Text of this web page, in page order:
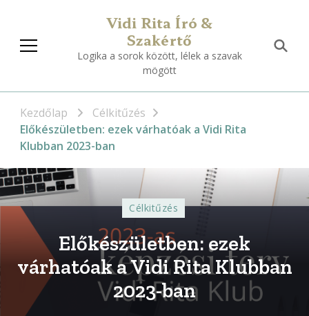
Vidi Rita Író &
Szakértő
Logika a sorok között, lélek a szavak
mögött
Kezdőlap
Célkitűzés
Előkészületben: ezek várhatóak a Vidi Rita
Klubban 2023-ban
Célkitűzés
Előkészületben: ezek
várhatóak a Vidi Rita Klubban
2023-ban